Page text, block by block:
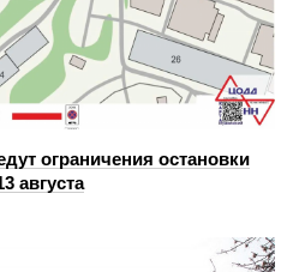
ограничения остановки
августа